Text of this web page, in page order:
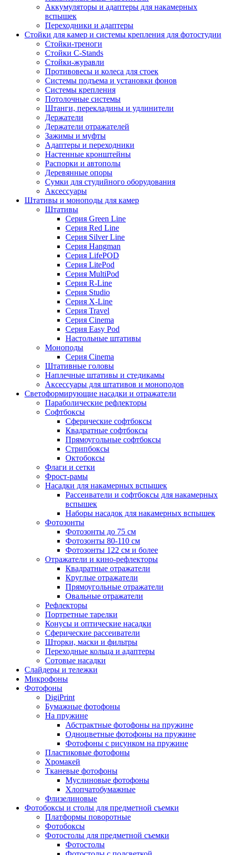
Аккумуляторы и адаптеры для накамерных
вспышек
Переходники и адаптеры
Стойки для камер и системы крепления для фотостудии
Стойки-треноги
Стойки C-Stands
Стойки-журавли
Противовесы и колеса для стоек
Системы подъема и установки фонов
Системы крепления
Потолочные системы
Штанги, перекладины и удлинители
Держатели
Держатели отражателей
Зажимы и муфты
Адаптеры и переходники
Настенные кронштейны
Распорки и автополы
Деревянные опоры
Сумки для студийного оборудования
Аксессуары
Штативы и моноподы для камер
Штативы
Серия Green Line
Серия Red Line
Серия Silver Line
Серия Hangman
Серия LifePOD
Серия LitePod
Серия MultiPod
Серия R-Line
Серия Studio
Серия X-Line
Серия Travel
Серия Cinema
Серия Easy Pod
Настольные штативы
Моноподы
Серия Cinema
Штативные головы
Наплечные штативы и стедикамы
Аксессуары для штативов и моноподов
Светоформирующие насадки и отражатели
Параболические рефлекторы
Софтбоксы
Сферические софтбоксы
Квадратные софтбоксы
Прямоугольные софтбоксы
Стрипбоксы
Октобоксы
Флаги и сетки
Фрост-рамы
Насадки для накамерных вспышек
Рассеиватели и софтбоксы для накамерных
вспышек
Наборы насадок для накамерных вспышек
Фотозонты
Фотозонты до 75 см
Фотозонты 80-110 см
Фотозонты 122 см и более
Отражатели и кино-рефлекторы
Квадратные отражатели
Круглые отражатели
Прямоугольные отражатели
Овальные отражатели
Рефлекторы
Портретные тарелки
Конусы и оптические насадки
Сферические рассеиватели
Шторки, маски и фильтры
Переходные кольца и адаптеры
Сотовые насадки
Слайдеры и тележки
Микрофоны
Фотофоны
DigiPrint
Бумажные фотофоны
На пружине
Абстрактные фотофоны на пружине
Одноцветные фотофоны на пружине
Фотофоны с рисунком на пружине
Пластиковые фотофоны
Хромакей
Тканевые фотофоны
Муслиновые фотофоны
Хлопчатобумажные
Флизелиновые
Фотобоксы и столы для предметной съемки
Платформы поворотные
Фотобоксы
Фотостолы для предметной съемки
Фотостолы